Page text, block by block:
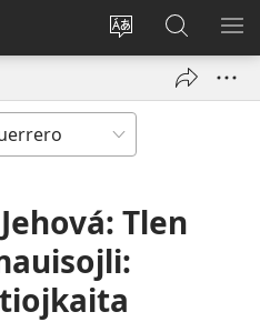
Xpatili
ipan sitio
Iniciar
sesión
nueva
Xtejtemo
ipan
jw.org
Tlen